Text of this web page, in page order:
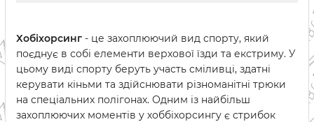
Хобіхорсинг - це захоплюючий вид спорту, який
поєднує в собі елементи верхової їзди та екстриму. У
цьому виді спорту беруть участь сміливці, здатні
керувати кіньми та здійснювати різноманітні трюки
на спеціальних полігонах. Одним із найбільш
захоплюючих моментів у хоббіхорсингу є стрибок